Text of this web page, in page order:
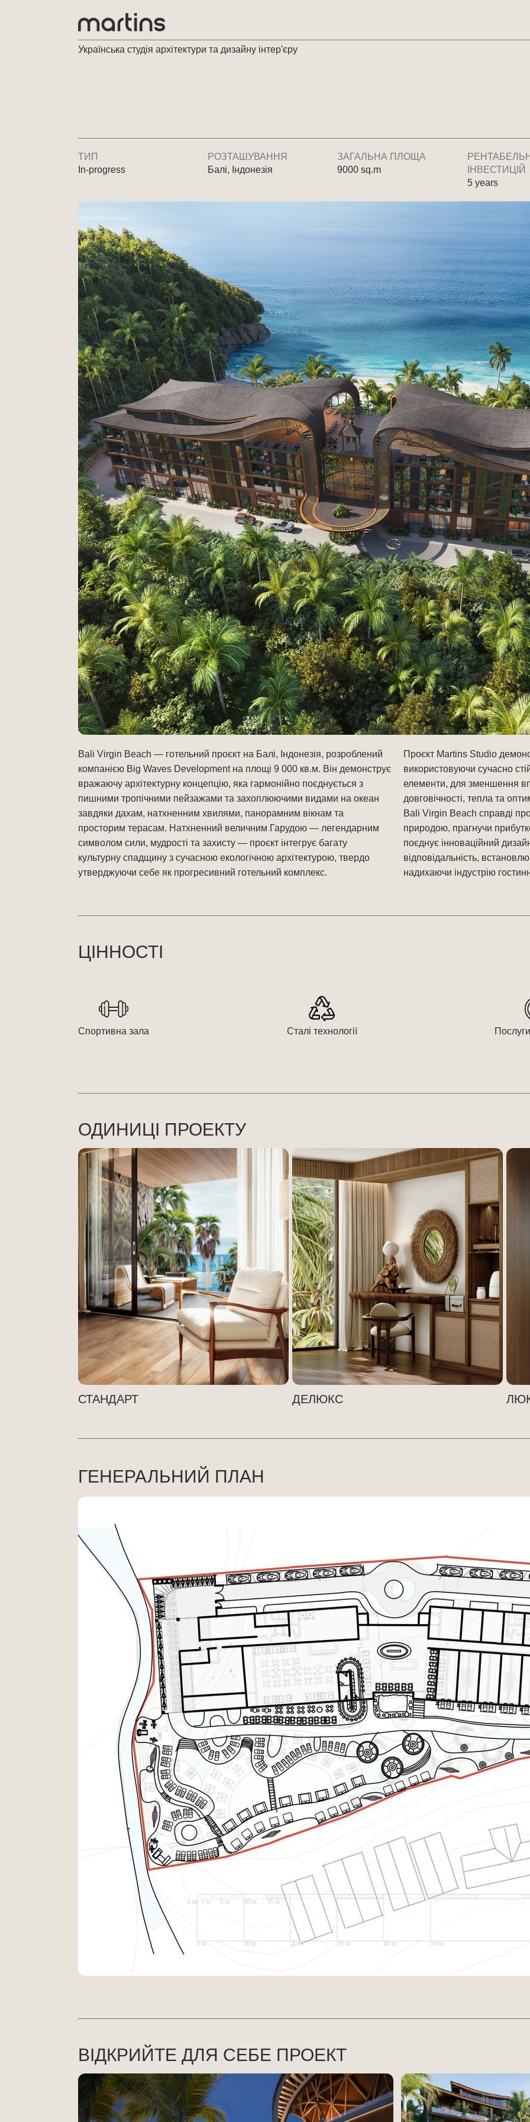
Українська студія архітектури та дизайну інтер'єру
ТИП
In-progress
РОЗТАШУВАННЯ
Балі, Індонезія
ЗАГАЛЬНА ПЛОЩА
9000 sq.m
ІНВЕСТИЦІЙ
5 years
Bali Virgin Beach — готельний проєкт на Балі, Індонезія, розроблений
компанією Big Waves Development на площі 9 000 кв.м. Він демонструє
вражаючу архітектурну концепцію, яка гармонійно поєднується з
пишними тропічними пейзажами та захоплюючими видами на океан
завдяки дахам, натхненним хвилями, панорамним вікнам та
просторим терасам. Натхненний величним Гарудою — легендарним
символом сили, мудрості та захисту — проєкт інтегрує багату
культурну спадщину з сучасною екологічною архітектурою, твердо
утверджуючи себе як прогресивний готельний комплекс.
Проєкт Martins Studio
використовуючи сучасно
елементи, для зменшення
довговічності, тепла та
Bali Virgin Beach справді
природою, прагнучи
поєднує інноваційний
відповідальність,
надихаючи індустрію
ЦІННОСТІ
Спортивна зала Сталі технології
ОДИНИЦІ ПРОЕКТУ
СТАНДАРТ ДЕЛЮКС
ГЕНЕРАЛЬНИЙ ПЛАН
ВІДКРИЙТЕ ДЛЯ СЕБЕ ПРОЕКТ